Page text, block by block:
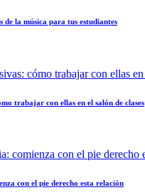
de la música para tus estudiantes
trabajar con ellas en el salón de clases
con el pie derecho esta relación